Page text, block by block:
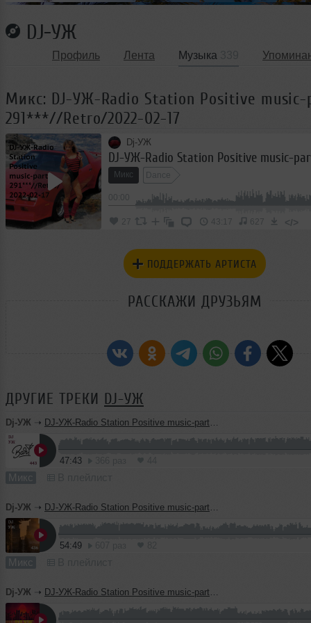
DJ-УЖ
Профиль Лента Музыка
Микс: DJ-УЖ-Radio Station Positive
291***//Retro/2022-02-17
Dj-УЖ
Микс Dance
27 43:17 627 </>
ПОДДЕРЖАТЬ АРТИСТА
РАССКАЖИ ДРУЗЬЯМ
ДРУГИЕ ТРЕКИ DJ-УЖ
Dj-УЖ ➝ DJ-УЖ-Radio Station Positive music-part 443/Funk-Disco/2026-04-12
47:43
Микс
Dj-УЖ ➝ DJ-УЖ-Radio Station Positive music-part 442/Lounge-Funk-Disco-Insrumental/2026-03-31
54:49
Микс
Dj-УЖ ➝ DJ-УЖ-Radio Station Positive music-part 441/Lounge-Funk-Disco-Insrumental/2026-03-19